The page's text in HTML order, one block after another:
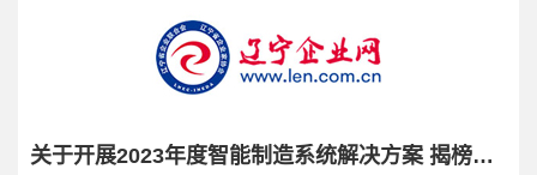
关于开展2023年度智能制造系统解决方案 揭榜挂帅项目申报工作的通知